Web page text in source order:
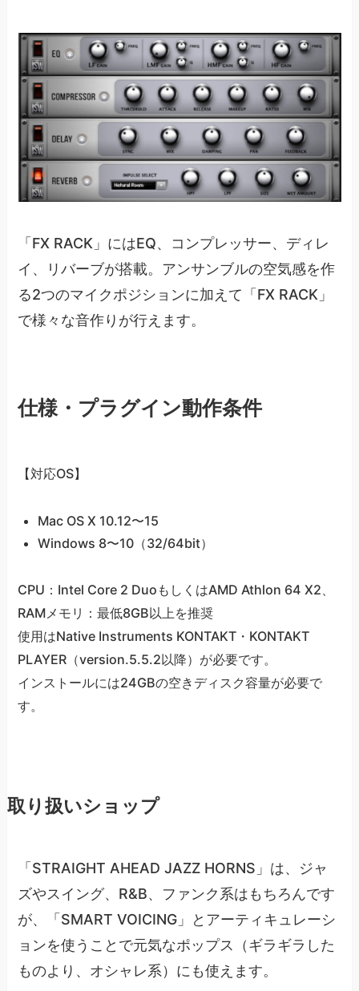
「FX RACK」にはEQ、コンプレッサー、ディレ
イ、リバーブが搭載。アンサンブルの空気感を作
る2つのマイクポジションに加えて「FX RACK」
で様々な音作りが行えます。
仕様・プラグイン動作条件
【対応OS】
Mac OS X 10.12〜15
Windows 8〜10（32/64bit）
CPU：Intel Core 2 DuoもしくはAMD Athlon 64 X2、
RAMメモリ：最低8GB以上を推奨
使用はNative Instruments KONTAKT・KONTAKT
PLAYER（version.5.5.2以降）が必要です。
インストールには24GBの空きディスク容量が必要で
す。
取り扱いショップ
「STRAIGHT AHEAD JAZZ HORNS」は、ジャ
ズやスイング、R&B、ファンク系はもちろんです
が、「SMART VOICING」とアーティキュレーシ
ョンを使うことで元気なポップス（ギラギラした
ものより、オシャレ系）にも使えます。